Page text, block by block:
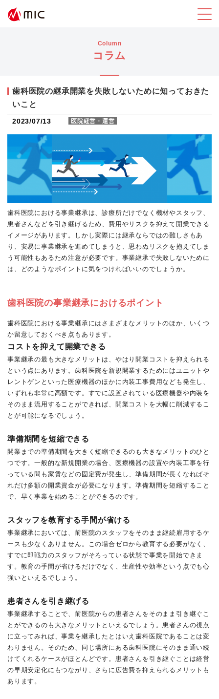
Column
コラム
医院経営・運営
歯科医院の継承開業を失敗しないために知っておきた
いこと
2023/07/13
歯科医院における事業継承は、診療所だけでなく機材やスタッフ、
患者さんなどを引き継げるため、費用やリスクを抑えて開業できる
イメージがあります。しかし実際には継承ならではの難しさもあ
り、安易に事業継承を進めてしまうと、思わぬリスクを抱えてしま
う可能性もあるため注意が必要です。事業継承で失敗しないために
は、どのようなポイントに気をつければいいのでしょうか。
歯科医院の事業継承におけるポイント
歯科医院における事業継承にはさまざまなメリットのほか、いくつ
か留意しておくべき点もあります。
コストを抑えて開業できる
事業継承の最も大きなメリットは、やはり開業コストを抑えられる
という点にあります。歯科医院を新規開業するためにはユニットや
レントゲンといった医療機器のほかに内装工事費用なども発生し、
いずれも非常に高額です。すでに設置されている医療機器や内装を
そのまま流用することができれば、開業コストを大幅に削減するこ
とが可能になるでしょう。
準備期間を短縮できる
開業までの準備期間を大きく短縮できるのも大きなメリットのひと
つです。一般的な新規開業の場合、医療機器の設置や内装工事を行
っている間も家賃などの固定費が発生し、準備期間が長くなればそ
れだけ多額の開業資金が必要になります。準備期間を短縮すること
で、早く事業を始めることができるのです。
スタッフを教育する手間が省ける
事業継承においては、前医院のスタッフをそのまま継続雇用するケ
ースも少なくありません。この場合ゼロから教育する必要がなく、
すでに即戦力のスタッフがそろっている状態で事業を開始できま
す。教育の手間が省けるだけでなく、生産性や効率という点でも心
強いといえるでしょう。
患者さんを引き継げる
事業継承することで、前医院からの患者さんをそのまま引き継ぐこ
とができるのも大きなメリットといえるでしょう。患者さんの視点
に立ってみれば、事業を継承したとはいえ歯科医院であることは変
わりません。そのため、同じ場所にある歯科医院にそのまま通い続
けてくれるケースがほとんどです。患者さんを引き継ぐことは経営
の早期安定化にもつながり、さらに広告費を抑えられるメリットも
あります。